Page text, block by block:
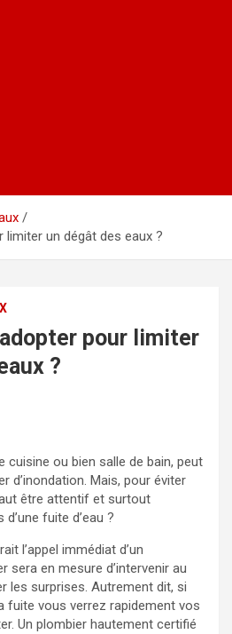
un dégât des eaux ?
pour limiter
?
cuisine ou bien salle de bain, peut
d’inondation. Mais, pour éviter
être attentif et surtout
fuite d’eau ?
l’appel immédiat d’un
sera en mesure d’intervenir au
les surprises. Autrement dit, si
fuite vous verrez rapidement vos
Un plombier hautement certifié